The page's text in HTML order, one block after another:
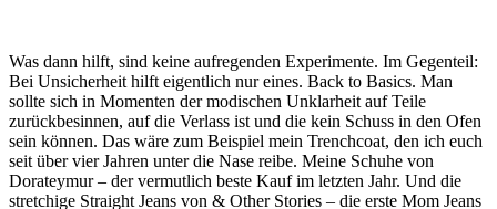
Was dann hilft, sind keine aufregenden Experimente. Im Gegenteil:
Bei Unsicherheit hilft eigentlich nur eines. Back to Basics. Man
sollte sich in Momenten der modischen Unklarheit auf Teile
zurückbesinnen, auf die Verlass ist und die kein Schuss in den Ofen
sein können. Das wäre zum Beispiel mein Trenchcoat, den ich euch
seit über vier Jahren unter die Nase reibe. Meine Schuhe von
Dorateymur – der vermutlich beste Kauf im letzten Jahr. Und die
stretchige Straight Jeans von & Other Stories – die erste Mom Jeans